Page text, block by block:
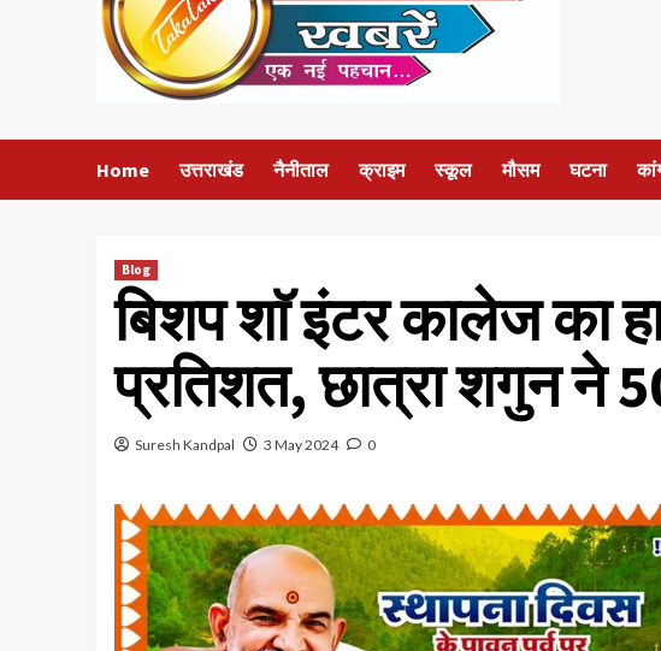
Home उत्तराखंड नैनीताल क्राइम स्कूल मौसम घटना
Blog
बिशप शाॅ इंटर कालेज का
प्रतिशत, छात्रा शगुन ने
Suresh Kandpal 3 May 2024 0